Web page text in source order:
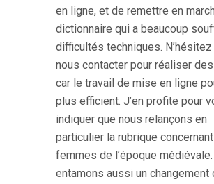
en ligne, et de remettre en
dictionnaire qui a beaucoup
difficultés techniques.
nous contacter pour réaliser
car le travail de mise en ligne
plus efficient. J’en profite pour
indiquer que nous relançons en
particulier la rubrique
femmes de l’époque
entamons aussi un changement